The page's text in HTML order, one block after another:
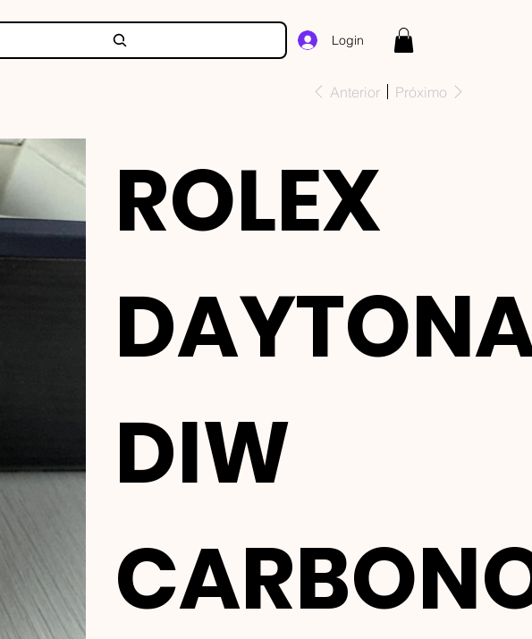
Login
Anterior Próximo
ROLEX
DIW